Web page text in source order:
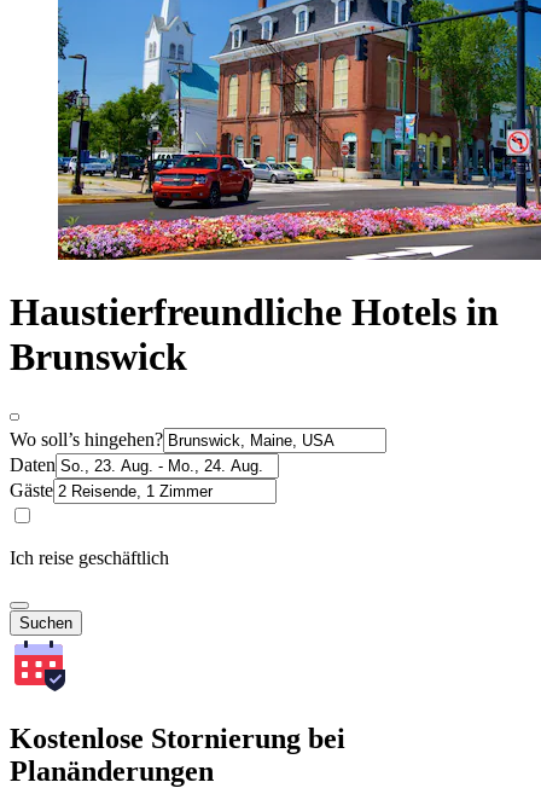
Haustierfreundliche Hotels in
Brunswick
Wo soll’s hingehen?
Daten
Gäste
Ich reise geschäftlich
Suchen
Kostenlose Stornierung bei
Planänderungen